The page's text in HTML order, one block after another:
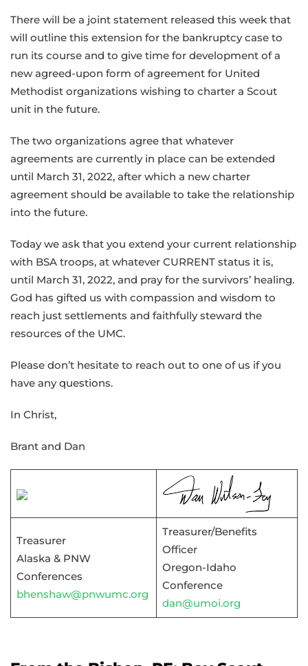
There will be a joint statement released this week that
will outline this extension for the bankruptcy case to
run its course and to give time for development of a
new agreed-upon form of agreement for United
Methodist organizations wishing to charter a Scout
unit in the future.
The two organizations agree that whatever
agreements are currently in place can be extended
until March 31, 2022, after which a new charter
agreement should be available to take the relationship
into the future.
Today we ask that you extend your current relationship
with BSA troops, at whatever CURRENT status it is,
until March 31, 2022, and pray for the survivors’ healing.
God has gifted us with compassion and wisdom to
reach just settlements and faithfully steward the
resources of the UMC.
Please don’t hesitate to reach out to one of us if you
have any questions.
In Christ,
Brant and Dan
Treasurer
Alaska & PNW
Conferences
bhenshaw@pnwumc.org
Treasurer/Benefits
Officer
Oregon-Idaho
Conference
dan@umoi.org